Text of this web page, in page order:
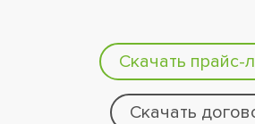
Скачать прайс-
Скачать